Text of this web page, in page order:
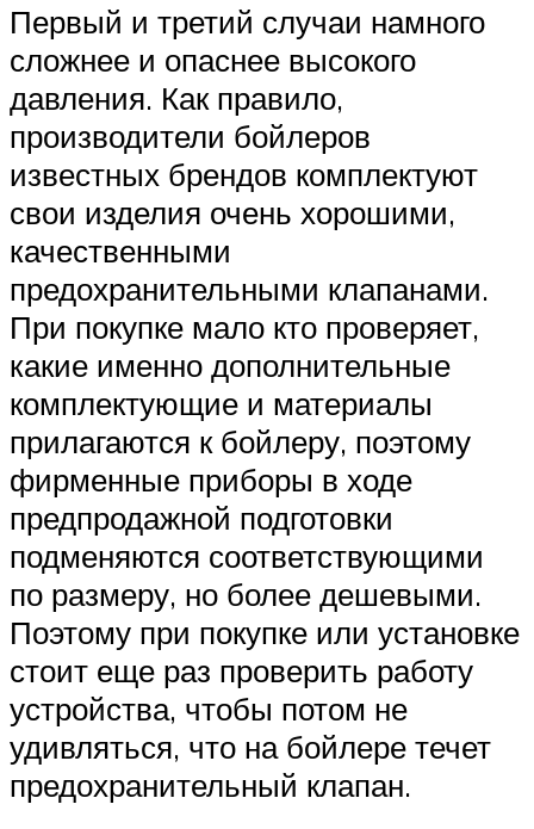
Первый и третий случаи намного
сложнее и опаснее высокого
давления. Как правило,
производители бойлеров
известных брендов комплектуют
свои изделия очень хорошими,
качественными
предохранительными клапанами.
При покупке мало кто проверяет,
какие именно дополнительные
комплектующие и материалы
прилагаются к бойлеру, поэтому
фирменные приборы в ходе
предпродажной подготовки
подменяются соответствующими
по размеру, но более дешевыми.
Поэтому при покупке или установке
стоит еще раз проверить работу
устройства, чтобы потом не
удивляться, что на бойлере течет
предохранительный клапан.